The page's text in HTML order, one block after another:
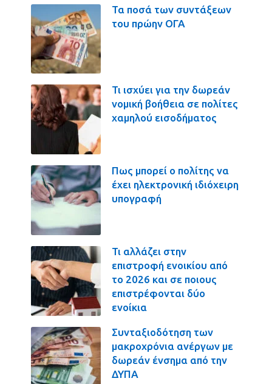
Τα ποσά των συντάξεων
του πρώην ΟΓΑ
Τι ισχύει για την δωρεάν
νομική βοήθεια σε πολίτες
χαμηλού εισοδήματος
Πως μπορεί ο πολίτης να
έχει ηλεκτρονική ιδιόχειρη
υπογραφή
Τι αλλάζει στην
επιστροφή ενοικίου από
το 2026 και σε ποιους
επιστρέφονται δύο
ενοίκια
Συνταξιοδότηση των
μακροχρόνια ανέργων με
δωρεάν ένσημα από την
ΔΥΠΑ